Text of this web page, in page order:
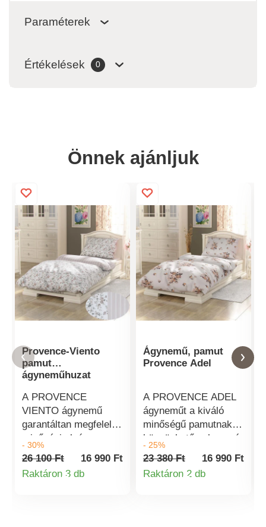
Paraméterek
Értékelések 0
Önnek ajánljuk
Provence-Viento
pamut
ágyneműhuzat
A PROVENCE
VIENTO ágynemű
garantáltan megfelel a
minőségi alvás
legigényesebb
követelményeinek is.
Nagyon puha
- 30%
26 100 Ft
16 990 Ft
Raktáron 3 dbTermékinformációk
Ágynemű, pamut
Provence Adel
A PROVENCE ADEL
ágyneműt a kiváló
minőségű pamutnak
köszönhetően hosszú
élettartam jellemzi. 5-
7 cm-es margóval
varrják. Mosás után
- 25%
23 380 Ft
16 990 Ft
Raktáron 2 db